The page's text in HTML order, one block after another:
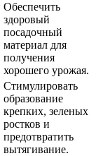
Обеспечить
здоровый
посадочный
материал для
получения
хорошего урожая.
Стимулировать
образование
крепких, зеленых
ростков и
предотвратить
вытягивание.